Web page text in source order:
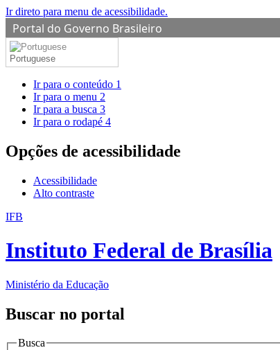
Ir direto para menu de acessibilidade.
Portal do Governo Brasileiro
Portuguese
Ir para o conteúdo 1
Ir para o menu 2
Ir para a busca 3
Ir para o rodapé 4
Opções de acessibilidade
Acessibilidade
Alto contraste
IFB
Instituto Federal de Brasília
Ministério da Educação
Buscar no portal
Busca